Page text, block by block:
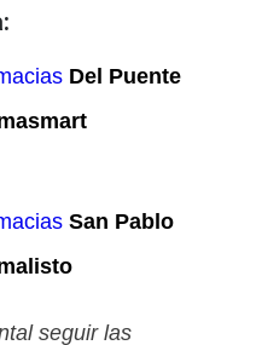
Del Puente
San Pablo
seguir las